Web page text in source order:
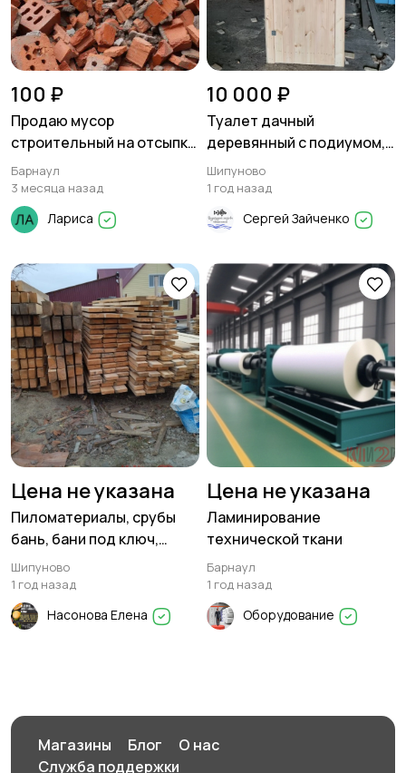
100 ₽
Продаю мусор
строительный на отсыпку
дорог.
Барнаул
3 месяца назад
Лариса
10 000 ₽
Туалет дачный
деревянный с подиумом,
сидячий
Шипуново
1 год назад
Сергей Зайченко
Цена не указана
Пиломатериалы, срубы
бань, бани под ключ,
заборы и многое другое.
Шипуново
1 год назад
Насонова Елена
Цена не указана
Ламинирование
технической ткани
Барнаул
1 год назад
Оборудование
Магазины Блог
О нас
Служба поддержки